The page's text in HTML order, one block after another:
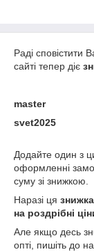
Раді сповістити
сайті тепер діє
master
svet2025
Додайте один з
оформленні
суму зі знижкою.
Наразі ця
на роздрібні
Але якщо десь
опті, пишіть до